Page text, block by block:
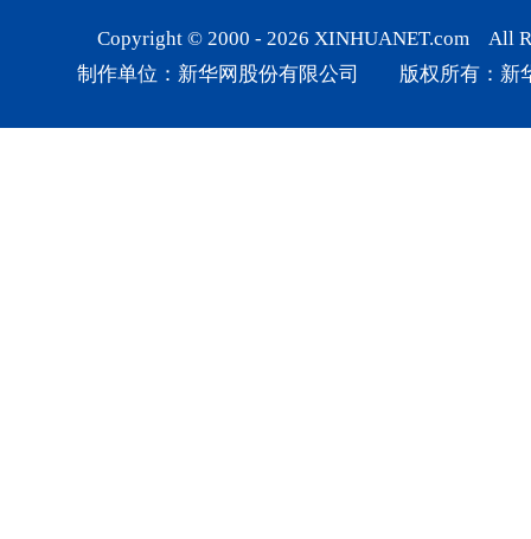
Copyright © 2000 - 2026 XINHUANET.com All
制作单位：新华网股份有限公司 版权所有：新